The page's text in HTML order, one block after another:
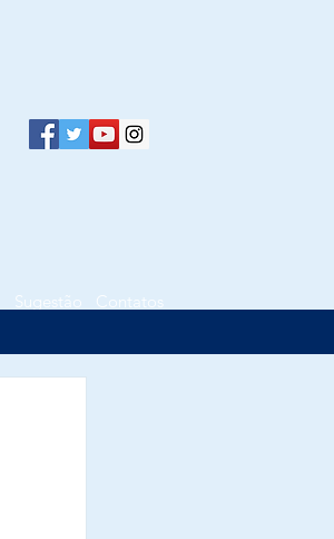
Sugestão Contatos